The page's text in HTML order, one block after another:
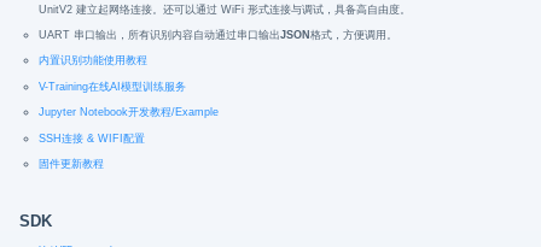
UnitV2 建立起网络连接。还可以通过 WiFi 形式连接与调试，具备高自由度。
UART 串口输出，所有识别内容自动通过串口输出JSON格式，方便调用。
内置识别功能使用教程
V-Training在线AI模型训练服务
Jupyter Notebook开发教程/Example
SSH连接 & WIFI配置
固件更新教程
SDK